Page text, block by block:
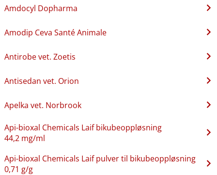
Amdocyl Dopharma
Amodip Ceva Santé Animale
Antirobe vet. Zoetis
Antisedan vet. Orion
Apelka vet. Norbrook
Api-bioxal Chemicals Laif bikubeoppløsning
44,2 mg/ml
Api-bioxal Chemicals Laif pulver til bikubeoppløsning
0,71 g/g